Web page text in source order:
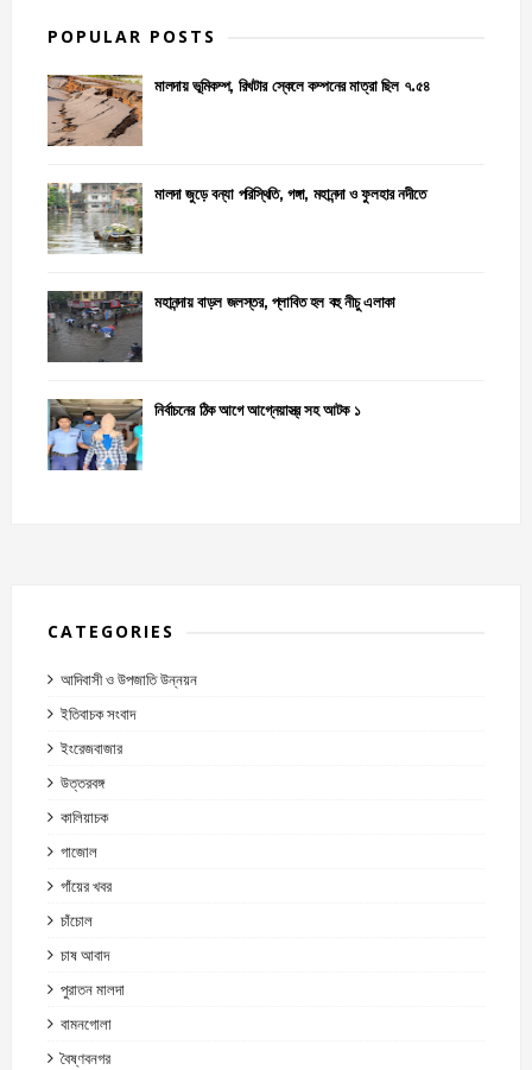
POPULAR POSTS
মালদায় ভূমিকম্প, রিখটার স্কেলে কম্পনের মাত্রা ছিল ৭.৫৪
মালদা জুড়ে বন্যা পরিস্থিতি, গঙ্গা, মহানন্দা ও ফুলহার নদীতে
মহানন্দায় বাড়ল জলস্তর, প্লাবিত হল বহু নীচু এলাকা
নির্বাচনের ঠিক আগে আগ্নেয়াস্ত্র সহ আটক ১
CATEGORIES
আদিবাসী ও উপজাতি উন্নয়ন
ইতিবাচক সংবাদ
ইংরেজবাজার
উত্তরবঙ্গ
কালিয়াচক
গাজোল
গাঁয়ের খবর
চাঁচোল
চাষ আবাদ
পুরাতন মালদা
বামনগোলা
বৈষ্ণবনগর